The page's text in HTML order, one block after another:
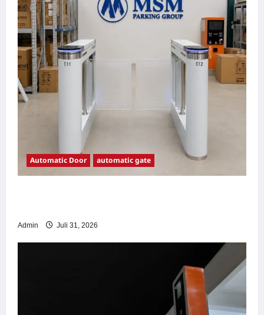
Automatic Door automatic gate
Admin Juli 31, 2026